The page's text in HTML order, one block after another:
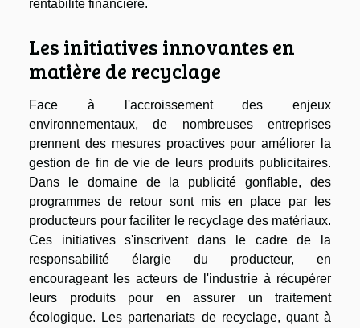
rentabilité financière.
Les initiatives innovantes en
matière de recyclage
Face à l'accroissement des enjeux
environnementaux, de nombreuses entreprises
prennent des mesures proactives pour améliorer la
gestion de fin de vie de leurs produits publicitaires.
Dans le domaine de la publicité gonflable, des
programmes de retour sont mis en place par les
producteurs pour faciliter le recyclage des matériaux.
Ces initiatives s'inscrivent dans le cadre de la
responsabilité élargie du producteur, en
encourageant les acteurs de l'industrie à récupérer
leurs produits pour en assurer un traitement
écologique. Les partenariats de recyclage, quant à